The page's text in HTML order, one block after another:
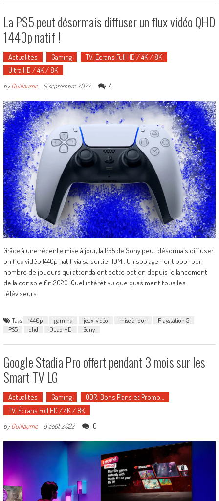
La PS5 peut désormais diffuser un flux vidéo QHD
1440p natif !
Actualités Gaming
TV, Écrans Full HD / 4K / 8K
Ultra HD / 4K / 8K
byGuillaume- 9 septembre 2022 4
Grâce à une récente mise à jour, la PS5 de Sony peut désormais diffuser
un flux vidéo 1440p natif via sa sortie HDMI. Un soulagement pour bon
nombre de joueurs qui attendaient cette option depuis le lancement
de la console fin 2020. Quel intérêt vu que quasiment tous les
téléviseurs
Tags 1440p gaming jeux-vidéo mise à jour
Playstation 5
PS5
qhd Quad HD Sony
Google Stadia Pro offert pendant 3 mois sur les
Smart TV LG
Actualités Gaming
ODR, Bons Plans et Promo…
TV, Écrans Full HD / 4K / 8K
byGuillaume- 8 août 2022 0